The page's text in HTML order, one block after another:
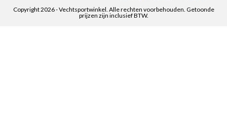
Copyright 2026 - Vechtsportwinkel. Alle rechten voorbehouden. Getoonde
prijzen zijn inclusief BTW.